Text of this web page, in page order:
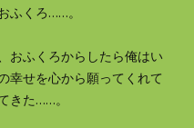
ふくろ……。
おふくろからしたら俺はい
幸せを心から願ってくれて
きた……。